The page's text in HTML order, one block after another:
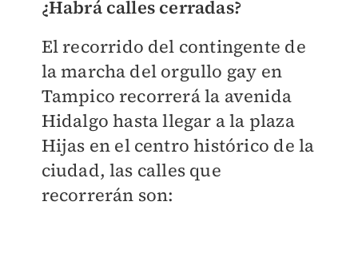
¿Habrá calles cerradas?
El recorrido del contingente de
la marcha del orgullo gay en
Tampico recorrerá la avenida
Hidalgo hasta llegar a la plaza
Hijas en el centro histórico de la
ciudad, las calles que
recorrerán son: